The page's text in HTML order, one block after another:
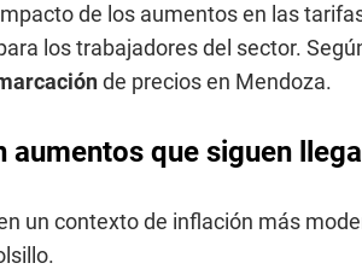
de los aumentos en las
los trabajadores del sector.
de precios en Mendoza.
que siguen
un contexto de inflación más